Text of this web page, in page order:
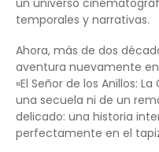
temporales y narrativas.
Ahora, más de dos
aventura nuevamente
«El Señor de los Anillos:
una secuela ni de un
delicado: una historia
perfectamente en el